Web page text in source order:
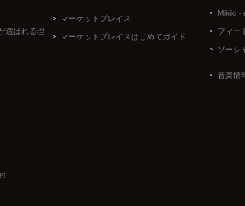
選ばれる理
マーケットプレイス
マーケットプレイスはじめてガイド
Mikiki -
フィー
ソーシ
音楽情